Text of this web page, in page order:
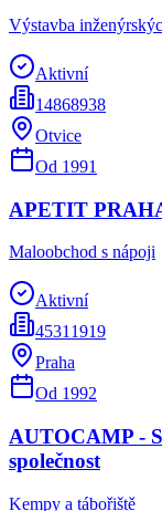
Výstavba
Aktivní
14868938
Otvice
Od 1991
APETIT
Maloobchod s nápoji
Aktivní
45311919
Praha
Od 1992
AUTOCAMP -
společnost
Kempy a tábořiště